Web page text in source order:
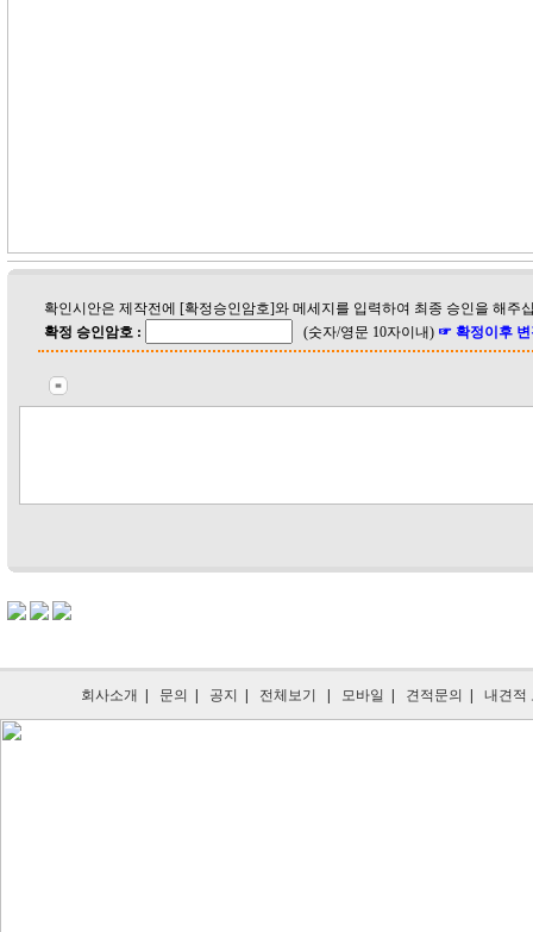
확인시안은 제작전에 [확정승인암호]와 메세지를 입력하여 최종 승인을 해주
확정 승인암호 :
(숫자/영문 10자이내) ☞ 확정이후 변
회사소개 문의 공지 전체보기 모바일 견적문의 내견적